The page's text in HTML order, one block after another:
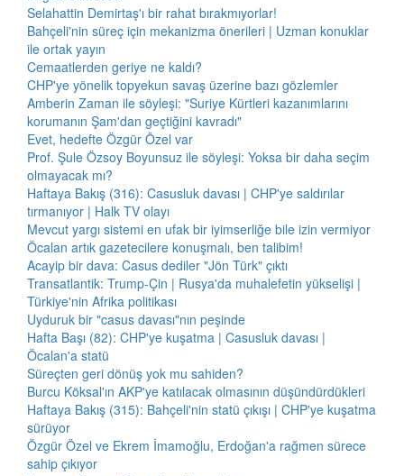
Selahattin Demirtaş'ı bir rahat bırakmıyorlar!
Bahçeli'nin süreç için mekanizma önerileri | Uzman konuklar
ile ortak yayın
Cemaatlerden geriye ne kaldı?
CHP'ye yönelik topyekun savaş üzerine bazı gözlemler
Amberin Zaman ile söyleşi: "Suriye Kürtleri kazanımlarını
korumanın Şam'dan geçtiğini kavradı"
Evet, hedefte Özgür Özel var
Prof. Şule Özsoy Boyunsuz ile söyleşi: Yoksa bir daha seçim
olmayacak mı?
Haftaya Bakış (316): Casusluk davası | CHP'ye saldırılar
tırmanıyor | Halk TV olayı
Mevcut yargı sistemi en ufak bir iyimserliğe bile izin vermiyor
Öcalan artık gazetecilere konuşmalı, ben talibim!
Acayip bir dava: Casus dediler "Jön Türk" çıktı
Transatlantik: Trump-Çin | Rusya'da muhalefetin yükselişi |
Türkiye'nin Afrika politikası
Uyduruk bir "casus davası"nın peşinde
Hafta Başı (82): CHP'ye kuşatma | Casusluk davası |
Öcalan'a statü
Süreçten geri dönüş yok mu sahiden?
Burcu Köksal'ın AKP'ye katılacak olmasının düşündürdükleri
Haftaya Bakış (315): Bahçeli'nin statü çıkışı | CHP'ye kuşatma
sürüyor
Özgür Özel ve Ekrem İmamoğlu, Erdoğan'a rağmen sürece
sahip çıkıyor